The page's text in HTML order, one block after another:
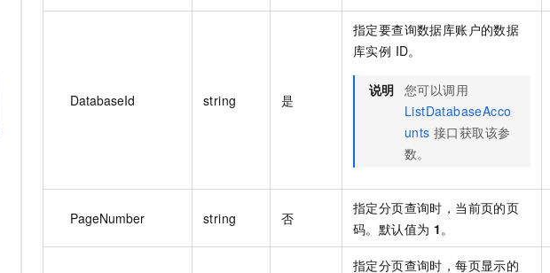
DatabaseId string 是
指定要查询数据库账户的数据
库实例 ID。
说明 您可以调用
ListDatabaseAcco
unts 接口获取该参
数。
PageNumber string 否
指定分页查询时，当前页的页
码。默认值为 1。
指定分页查询时，每页显示的